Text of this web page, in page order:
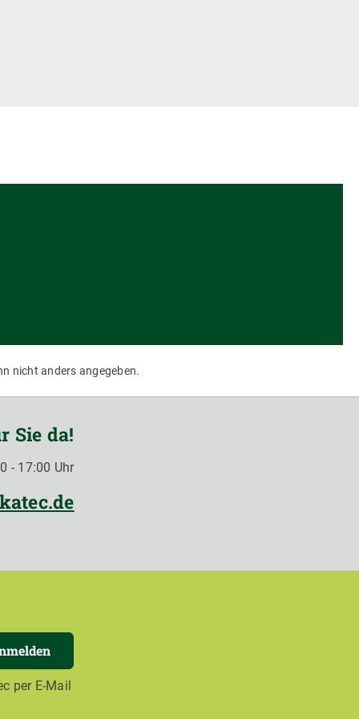
nicht anders angegeben.
Sie da!
- 17:00 Uhr
per E-Mail